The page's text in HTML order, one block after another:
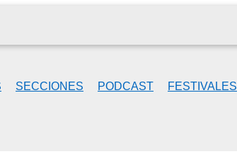
SECCIONES PODCAST FESTIVALES